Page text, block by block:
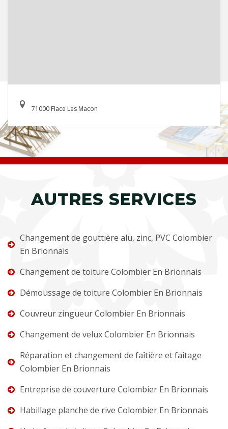
71000 Flace Les Macon
AUTRES SERVICES
Changement de gouttière alu, zinc, PVC Colombier
En Brionnais
Changement de toiture Colombier En Brionnais
Démoussage de toiture Colombier En Brionnais
Couvreur zingueur Colombier En Brionnais
Changement de velux Colombier En Brionnais
Réparation et changement de faîtière et faîtage
Colombier En Brionnais
Entreprise de couverture Colombier En Brionnais
Habillage planche de rive Colombier En Brionnais